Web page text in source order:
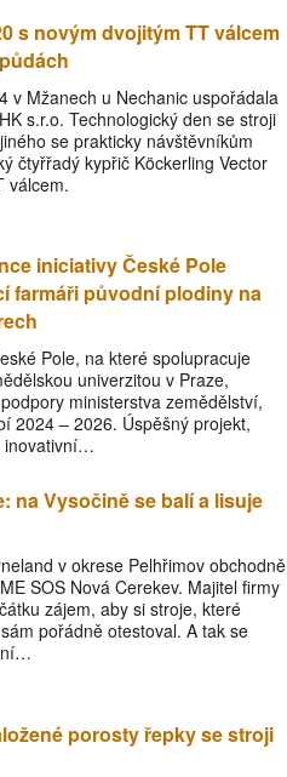
s novým dvojitým TT válcem
v Mžanech u Nechanic uspořádala
s.r.o. Technologický den se stroji
se prakticky návštěvníkům
čtyřřadý kypřič Köckerling Vector
válcem.
iniciativy České Pole
farmáři původní plodiny na
Pole, na které spolupracuje
univerzitou v Praze,
ministerstva zemědělství,
2024 – 2026. Úspěšný projekt,
inovativní…
na Vysočině se balí a lisuje
v okrese Pelhřimov obchodně
SOS Nová Cerekev. Majitel firmy
zájem, aby si stroje, které
pořádně otestoval. A tak se
porosty řepky se stroji